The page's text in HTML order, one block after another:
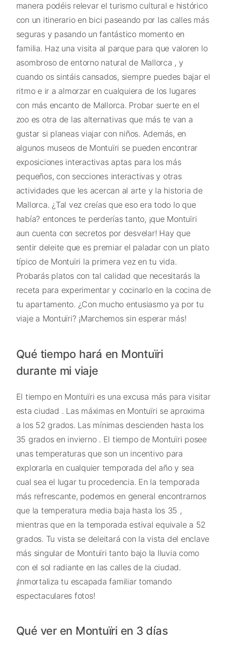
manera podéis relevar el turismo cultural e histórico
con un itinerario en bici paseando por las calles más
seguras y pasando un fantástico momento en
familia. Haz una visita al parque para que valoren lo
asombroso de entorno natural de Mallorca , y
cuando os sintáis cansados, siempre puedes bajar el
ritmo e ir a almorzar en cualquiera de los lugares
con más encanto de Mallorca. Probar suerte en el
zoo es otra de las alternativas que más te van a
gustar si planeas viajar con niños. Además, en
algunos museos de Montuïri se pueden encontrar
exposiciones interactivas aptas para los más
pequeños, con secciones interactivas y otras
actividades que les acercan al arte y la historia de
Mallorca. ¿Tal vez creías que eso era todo lo que
había? entonces te perderías tanto, ¡que Montuïri
aun cuenta con secretos por desvelar! Hay que
sentir deleite que es premiar el paladar con un plato
típico de Montuïri la primera vez en tu vida.
Probarás platos con tal calidad que necesitarás la
receta para experimentar y cocinarlo en la cocina de
tu apartamento. ¿Con mucho entusiasmo ya por tu
viaje a Montuïri? ¡Marchemos sin esperar más!
Qué tiempo hará en Montuïri
durante mi viaje
El tiempo en Montuïri es una excusa más para visitar
esta ciudad . Las máximas en Montuïri se aproxima
a los 52 grados. Las mínimas descienden hasta los
35 grados en invierno . El tiempo de Montuïri posee
unas temperaturas que son un incentivo para
explorarla en cualquier temporada del año y sea
cual sea el lugar tu procedencia. En la temporada
más refrescante, podemos en general encontrarnos
que la temperatura media baja hasta los 35 ,
mientras que en la temporada estival equivale a 52
grados. Tu vista se deleitará con la vista del enclave
más singular de Montuïri tanto bajo la lluvia como
con el sol radiante en las calles de la ciudad.
¡Inmortaliza tu escapada familiar tomando
espectaculares fotos!
Qué ver en Montuïri en 3 días